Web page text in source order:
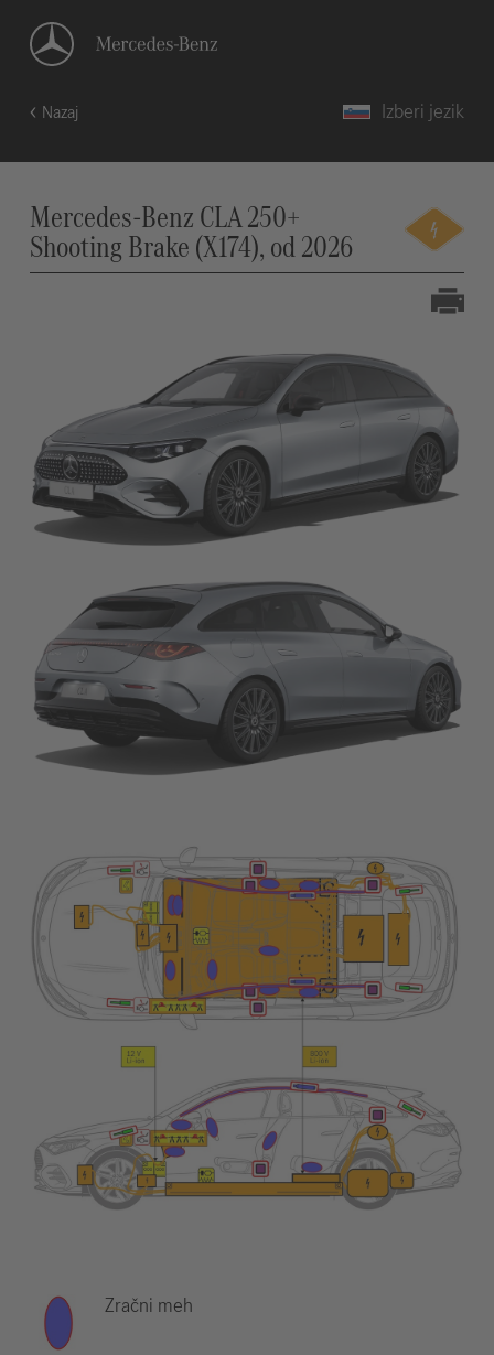
Nazaj Izberi jezik
Mercedes-Benz CLA 250+
Shooting Brake (X174), od 2026
Zračni meh